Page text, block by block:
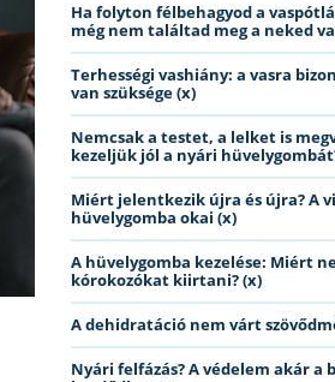
Ha folyton félbehagyod a
még nem találtad meg a neked
Terhességi vashiány: a vasra
van szüksége (x)
Nemcsak a testet, a lelket is
kezeljük jól a nyári
Miért jelentkezik újra és újra? A
hüvelygomba okai (x)
A hüvelygomba kezelése: Miért
kórokozókat kiirtani? (x)
A dehidratáció nem várt
Nyári felfázás? A védelem akár a